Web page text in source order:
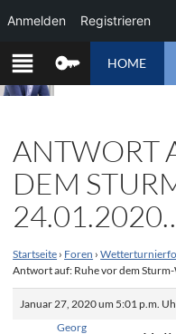
ZUM
INHALT
SPRINGEN
HOME
ANTWORT
DEM
Startseite › Foren ›
Antwort auf: Ruhe vor dem
Januar 27, 2020 um 5:01 p.m.
Georg
Anmelden Registrieren